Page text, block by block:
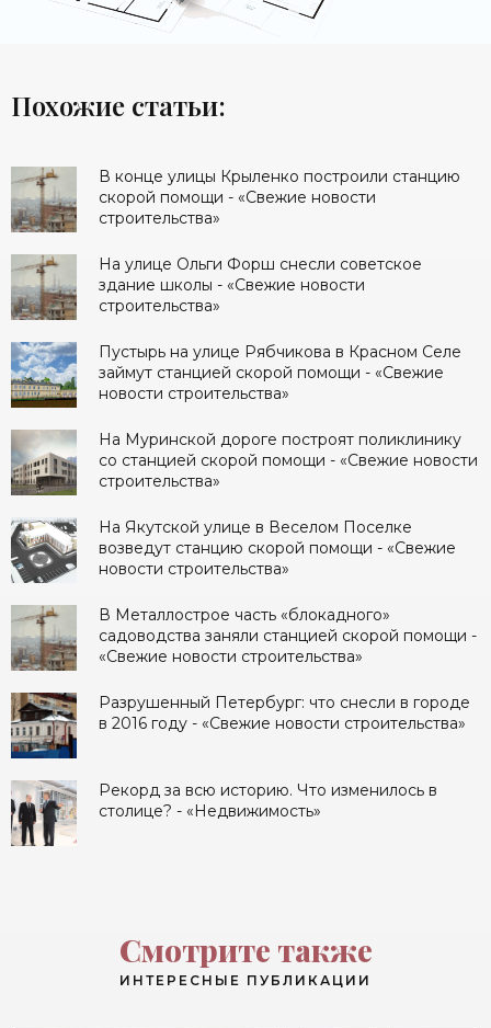
Похожие статьи:
В конце улицы Крыленко построили станцию
скорой помощи - «Свежие новости
строительства»
На улице Ольги Форш снесли советское
здание школы - «Свежие новости
строительства»
Пустырь на улице Рябчикова в Красном Селе
займут станцией скорой помощи - «Свежие
новости строительства»
На Муринской дороге построят поликлинику
со станцией скорой помощи - «Свежие новости
строительства»
На Якутской улице в Веселом Поселке
возведут станцию скорой помощи - «Свежие
новости строительства»
В Металлострое часть «блокадного»
садоводства заняли станцией скорой помощи -
«Свежие новости строительства»
Разрушенный Петербург: что снесли в городе
в 2016 году - «Свежие новости строительства»
Рекорд за всю историю. Что изменилось в
столице? - «Недвижимость»
Смотрите также
ИНТЕРЕСНЫЕ ПУБЛИКАЦИИ